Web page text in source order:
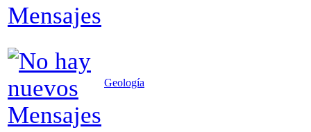
Geología